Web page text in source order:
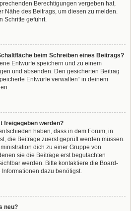
Berechtigungen vergeben hat,
Nähe des Beitrags, um diesen zu melden.
Schritte geführt.
beim Schreiben eines Beitrags?
Entwürfe speichern und zu einem
und absenden. Den gesicherten Beitrag
Entwürfe verwalten“ in deinem
freigegeben werden?
haben, dass in dem Forum, in
die Beiträge zuerst geprüft werden müssen.
dich zu einer Gruppe von
sie die Beiträge erst begutachten
werden. Bitte kontaktiere die Board-
dazu benötigst.
neu?